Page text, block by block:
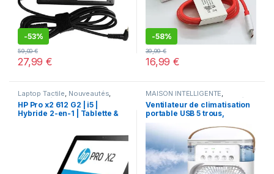
-53%
27,99€
59,00€
-58%
16,99€
39,99€
Laptop Tactile, Nouveautés,
Offres spéciales, Ordinateurs
HP,ORDINATEURS PORTABLES
Ordinateurs portables
d’occasion
HP Pro x2 612 G2 | i5 |
Hybride 2-en-1 | Tablette &
MAISON INTELLIGENTE,
Meilleures ventes ,Nouveautés
Ventilateur de climatisation
portable USB 5 trous,
d’eau, lumière LED nocturne,
ventilateur de bureau 2026